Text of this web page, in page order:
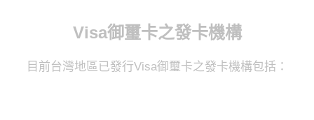
Visa御璽卡之發卡機構
目前台灣地區已發行Visa御璽卡之發卡機構包括：